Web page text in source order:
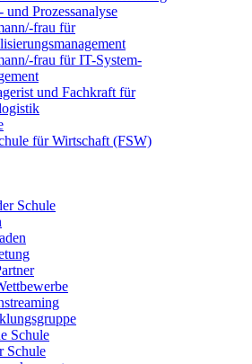
und Prozessanalyse
frau für
frau für IT-System-
und Fachkraft für
für Wirtschaft (FSW)
Schule
Schule
Schule